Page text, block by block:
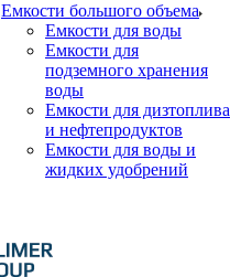
Емкости большого объема
Емкости для воды
Емкости для
подземного хранения
воды
Емкости для дизтоплива
и нефтепродуктов
Емкости для воды и
жидких удобрений